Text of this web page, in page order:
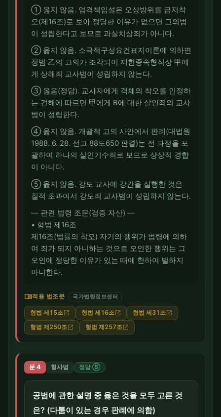
① 옳지 않음. 엄격책임설은 오상방위를 금지착
오(제16조)로 보아 정당한 이유가 없으면 고의범
이 성립한다고 보므로 과실치상죄가 아니다.
② 옳지 않음. 소극적구성요건표지이론에 의하면
정범 乙의 고의가 조각되어 제한종속형식상 甲에
게 상해죄 교사범이 성립하지 않는다.
③ 옳음(정답). 교사자에게 객체의 착오를 인정하
는 견해에 따르면 甲에게 B에 대한 살인죄의 교사
범이 성립한다.
④ 옳지 않음. 개괄적 고의 사안에서 판례(대법원
1988. 6. 28. 선고 88도650 판결)는 전 과정을 포
괄하여 하나의 살인기수죄로 보므로 상상적 경합
이 아니다.
⑤ 옳지 않음. 강도 교사에 강간을 실행한 것은
질적 초과여서 강도죄 교사범이 성립하지 않는다.
― 관련 법령 조문(검증 자산) ―
• 형법 제16조
제16조(법률의 착오) 자기의 행위가 법령에 의하
여 죄가 되지 아니하는 것으로 오인한 행위는 그
오인에 정당한 이유가 있는 때에 한하여 벌하지
아니한다.
menu_book적용 법조문 국가법령정보센터
형법 제15조 open_in_new 형법 제16조 open_in_new 형법 제31조 open_in_new
형법 제250조 open_in_new 형법 제257조 open_in_new
문 4 형사법 정답 ⑤
공범에 관한 설명 중 옳은 것을 모두 고른 것
은? (다툼이 있는 경우 판례에 의함)